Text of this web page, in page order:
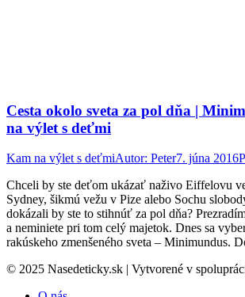
Cesta okolo sveta za pol dňa |
na výlet s deťmi
Kam na výlet s deťmiAutor: Peter7. júna 2016
Chceli by ste deťom ukázať naživo Eiffelovu
Sydney, šikmú vežu v Pize alebo Sochu
dokázali by ste to stihnúť za pol dňa?
a neminiete pri tom celý majetok. Dnes sa
rakúskeho zmenšeného sveta – Minimundus.
© 2025 Nasedeticky.sk | Vytvorené v